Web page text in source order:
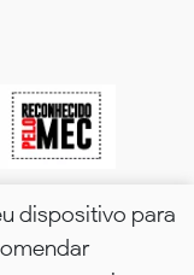
dispositivo para